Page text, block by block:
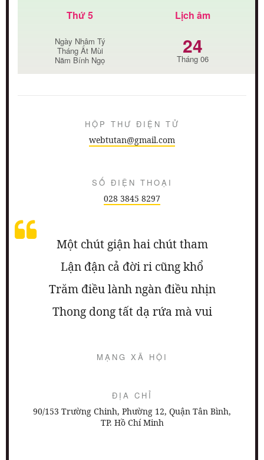
Thứ 5
Ngày Nhâm Tý
Tháng Ất Mùi
Năm Bính Ngọ
Lịch âm
24
Tháng 06
HỘP THƯ ĐIỆN TỬ
webtutan@gmail.com
SỐ ĐIỆN THOẠI
028 3845 8297
Một chút giận hai chút tham
Lận đận cả đời ri cũng khổ
Trăm điều lành ngàn điều nhịn
Thong dong tất dạ rứa mà vui
MẠNG XÃ HỘI
ĐỊA CHỈ
90/153 Trường Chinh, Phường 12, Quận Tân Bình,
TP. Hồ Chí Minh